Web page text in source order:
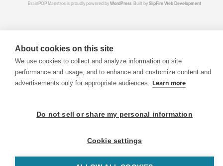
BrainPOP Maestros is proudly powered byWordPress. Built bySlipFire Web Development
About cookies on this site
We use cookies to collect and analyze information on site
performance and usage, and to enhance and customize content and
advertisements only for appropriate audiences. Learn more
Do not sell or share my personal information
Cookie settings